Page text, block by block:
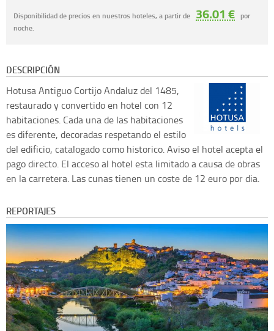
Disponibilidad de precios en nuestros hoteles, a partir de 36.01 € por
noche.
DESCRIPCIÓN
HotusaAntiguo Cortijo Andaluz del 1485,
restaurado y convertido en hotel con 12
habitaciones. Cada una de las habitaciones
es diferente, decoradas respetando el estilo
del edificio, catalogado como historico. Aviso el hotel acepta el
pago directo. El acceso al hotel esta limitado a causa de obras
en la carretera. Las cunas tienen un coste de 12 euro por dia.
REPORTAJES